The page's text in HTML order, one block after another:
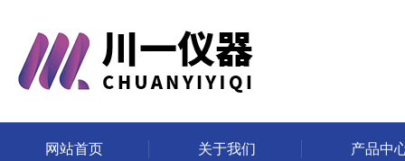
网站首页 关于我们 产品中